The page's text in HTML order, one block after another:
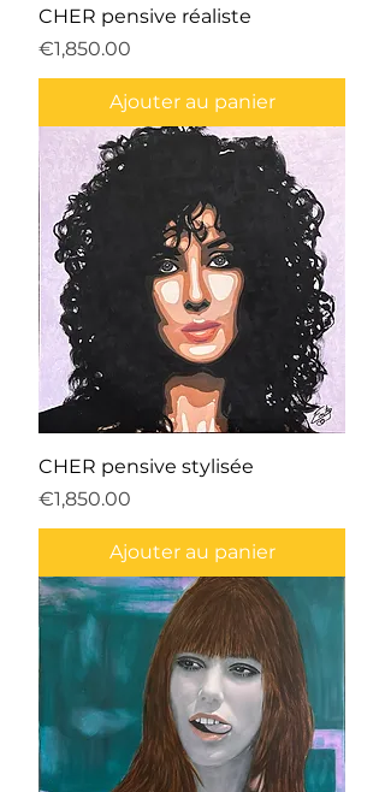
CHER pensive réaliste
Prix
€1,850.00
Ajouter au panier
CHER pensive stylisée
Prix
€1,850.00
Ajouter au panier